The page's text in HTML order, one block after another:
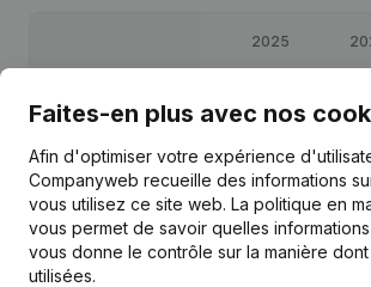
2025
Bénéfices/pertes 60
Capitaux propres €134 322 €85
76 784 €
Faites-en plus avec nos
Afin d'optimiser votre expérience
Companyweb recueille des informations
vous utilisez ce site web. La politique en
vous permet de savoir quelles
vous donne le contrôle sur la manière
utilisées.